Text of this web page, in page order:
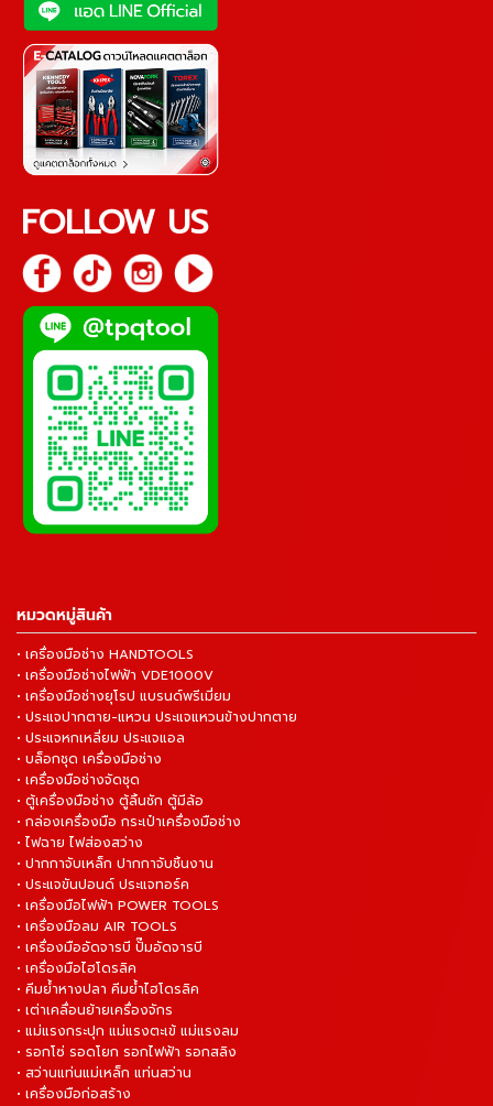
FOLLOW US
หมวดหมู่สินค้า
• เครื่องมือช่าง HANDTOOLS
• เครื่องมือช่างไฟฟ้า VDE1000V
• เครื่องมือช่างยุโรป แบรนด์พรีเมี่ยม
• ประแจปากตาย-แหวน ประแจแหวนข้างปากตาย
• ประแจหกเหลี่ยม ประแจแอล
• บล็อกชุด เครื่องมือช่าง
• เครื่องมือช่างจัดชุด
• ตู้เครื่องมือช่าง ตู้ลิ้นชัก ตู้มีล้อ
• กล่องเครื่องมือ กระเป๋าเครื่องมือช่าง
• ไฟฉาย ไฟส่องสว่าง
• ปากกาจับเหล็ก ปากกาจับชิ้นงาน
• ประแจขันปอนด์ ประแจทอร์ค
• เครื่องมือไฟฟ้า POWER TOOLS
• เครื่องมือลม AIR TOOLS
• เครื่องมืออัดจารบี ปั๊มอัดจารบี
• เครื่องมือไฮโดรลิค
• คีมย้ำหางปลา คีมย้ำไฮโดรลิค
• เต่าเคลื่อนย้ายเครื่องจักร
• แม่แรงกระปุก แม่แรงตะเข้ แม่แรงลม
• รอกโซ่ รอดโยก รอกไฟฟ้า รอกสลิง
• สว่านแท่นแม่เหล็ก แท่นสว่าน
• เครื่องมือก่อสร้าง